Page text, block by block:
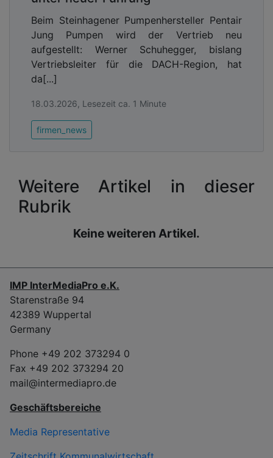
Beim Steinhagener Pumpenhersteller Pentair
Jung Pumpen wird der Vertrieb neu
aufgestellt: Werner Schuhegger, bislang
Vertriebsleiter für die DACH-Region, hat
da[...]
18.03.2026, Lesezeit ca. 1 Minute
firmen_news
Weitere Artikel in dieser
Rubrik
Keine weiteren Artikel.
IMP InterMediaPro e.K.
Starenstraße 94
42389 Wuppertal
Germany
Phone +49 202 373294 0
Fax +49 202 373294 20
mail@intermediapro.de
Geschäftsbereiche
Media Representative